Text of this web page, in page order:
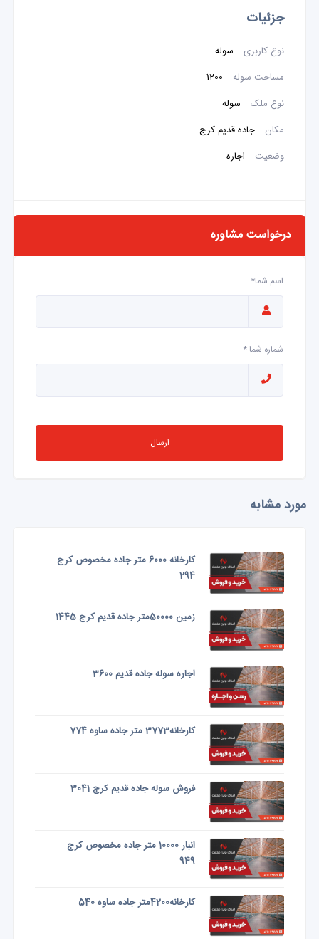
جزئیات
نوع کاربری
سوله
مساحت سوله
نوع ملک
سوله
مکان
جاده قدیم کرج
وضعیت
اجاره
درخواست مشاوره
اسم شما*
شماره شما *
ارسال
مورد مشابه
کارخانه 6000 متر جاده مخصوص کرج
294
زمین 50000متر جاده قدیم کرج 1445
اجاره سوله جاده قدیم 3600
کارخانه3773 متر جاده ساوه 774
فروش سوله جاده قدیم کرج 3041
انبار 10000 متر جاده مخصوص کرج
949
کارخانه4200متر جاده ساوه 540